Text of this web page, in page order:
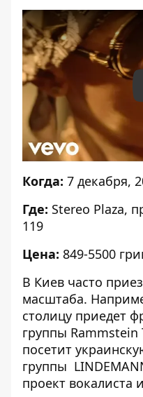
Когда: 7 декабря,
Где: Stereo Plaza,
119
Цена: 849-5500
В Киев часто
масштаба.
столицу приедет
группы
посетит
группы
проект вокалиста и